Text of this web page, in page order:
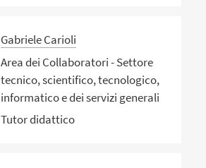
Gabriele Carioli
Area dei Collaboratori - Settore
tecnico, scientifico, tecnologico,
informatico e dei servizi generali
Tutor didattico